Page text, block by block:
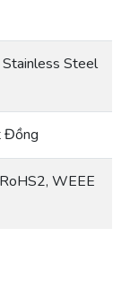
Steel
Đồng
WEEE